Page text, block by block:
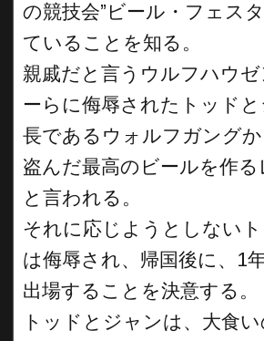
の競技会”ビール・フェス
ていることを知る。
親戚だと言うウルフハウゼ
ーらに侮辱されたトッド
長であるウォルフガング
盗んだ最高のビールを作
と言われる。
それに応じようとしない
は侮辱され、帰国後に、1
出場することを決意する。
トッドとジャンは、大食